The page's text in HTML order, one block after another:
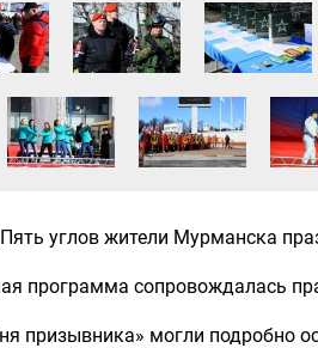
углов жители Мурманска
программа сопровождалась
призывника» могли подробно